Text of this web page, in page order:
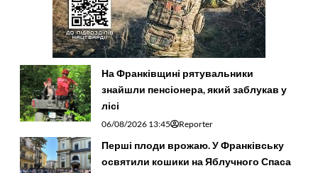
На Франківщині рятувальники
знайшли пенсіонера, який заблукав у
лісі
06/08/2026 13:45 Reporter
Перші плоди врожаю. У Франківську
освятили кошики на Яблучного Спаса